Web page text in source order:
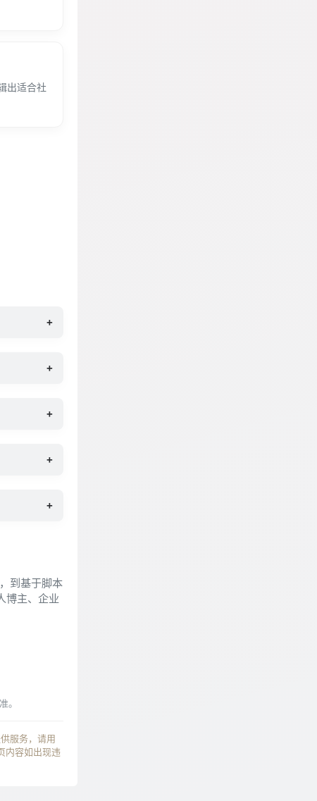
出适合社
+
+
+
+
+
到基于脚本
博主、企业
。
服务，请用
内容如出现违